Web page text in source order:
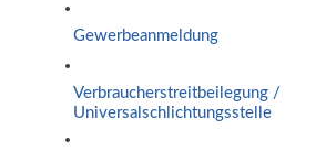
Gewerbeanmeldung
Verbraucherstreitbeilegung /
Universalschlichtungsstelle